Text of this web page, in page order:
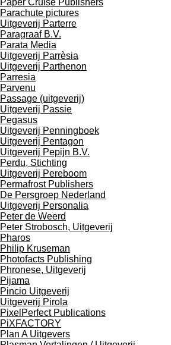
Paper Cruise Publishers
Parachute pictures
Uitgeverij Parterre
Paragraaf B.V.
Parata Media
Uitgeverij Parrèsia
Uitgeverij Parthenon
Parresia
Parvenu
Passage (uitgeverij)
Uitgeverij Passie
Pegasus
Uitgeverij Penningboek
Uitgeverij Pentagon
Uitgeverij Pepijn B.V.
Perdu, Stichting
Uitgeverij Pereboom
Permafrost Publishers
De Persgroep Nederland
Uitgeverij Personalia
Peter de Weerd
Peter Strobosch, Uitgeverij
Pharos
Philip Kruseman
Photofacts Publishing
Phronese, Uitgeverij
Pijama
Pincio Uitgeverij
Uitgeverij Pirola
PixelPerfect Publications
PiXFACTORY
Plan A Uitgevers